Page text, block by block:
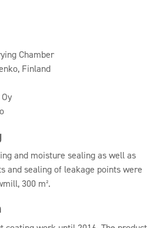
Chamber
Finland
and moisture sealing as well as
and sealing of leakage points were
300 m².